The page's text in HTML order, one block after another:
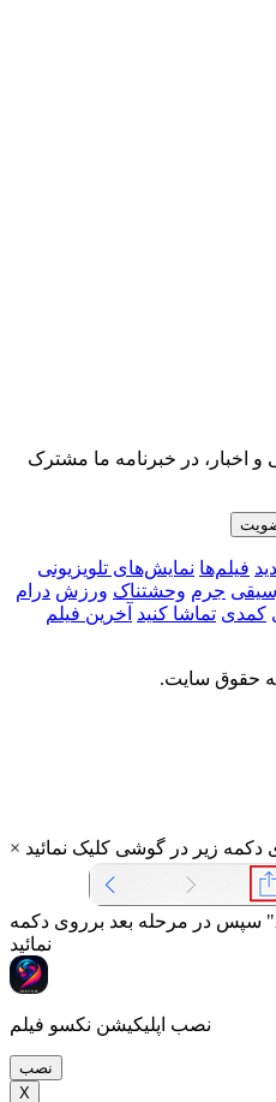
و اخبار، در خبرنامه ما مشترک
فیلم‌ها نمایش‌های تلویزیونی
جرم وحشتناک ورزش درام
کمدی تماشا کنید آخرین فیلم
حقوق سایت.
× زیر در گوشی کلیک نمائید
سپس در مرحله بعد برروی دکمه "Add To Home Screen" کلیک
نمائید
نصب اپلیکیشن نکسو فیلم
نصب
X